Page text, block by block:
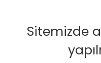
Sitemizde